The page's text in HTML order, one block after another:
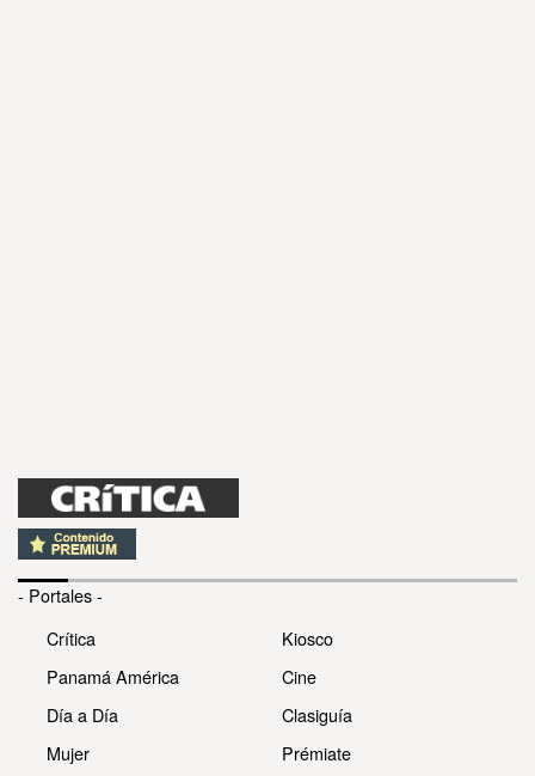
- Portales -
Crítica
Panamá América
Día a Día
Mujer
Kiosco
Cine
Clasiguía
Prémiate